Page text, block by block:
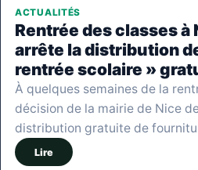
ACTUALITÉS
Rentrée des classes
arrête la distribution
rentrée scolaire »
À quelques semaines de la
décision de la mairie de Nice
distribution gratuite de
Lire